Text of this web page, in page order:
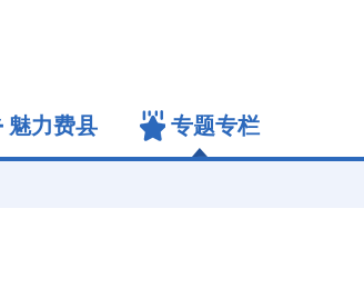
魅力费县 专题专栏